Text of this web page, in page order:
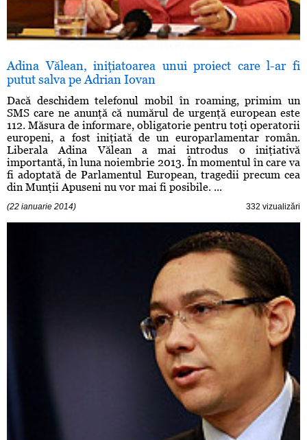
Adina Vălean, iniţiatoarea unui proiect care l-ar fi
putut salva pe Adrian Iovan
Dacă deschidem telefonul mobil în roaming, primim un
SMS care ne anunţă că numărul de urgenţă european este
112. Măsura de informare, obligatorie pentru toţi operatorii
europeni, a fost iniţiată de un europarlamentar român.
Liberala Adina Vălean a mai introdus o iniţiativă
importantă, în luna noiembrie 2013. În momentul în care va
fi adoptată de Parlamentul European, tragedii precum cea
din Munţii Apuseni nu vor mai fi posibile. ...
(22 ianuarie 2014) 332 vizualizări